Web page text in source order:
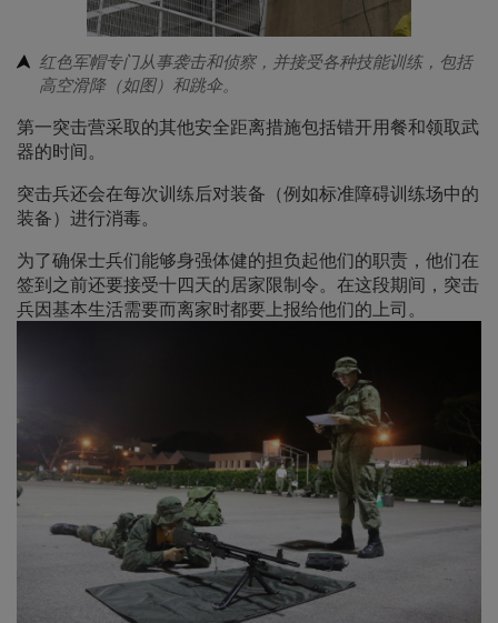
红色军帽专门从事袭击和侦察，并接受各种技能训练，包括
高空滑降（如图）和跳伞。
第一突击营采取的其他安全距离措施包括错开用餐和领取武
器的时间。
突击兵还会在每次训练后对装备（例如标准障碍训练场中的
装备）进行消毒。
为了确保士兵们能够身强体健的担负起他们的职责，他们在
签到之前还要接受十四天的居家限制令。在这段期间，突击
兵因基本生活需要而离家时都要上报给他们的上司。